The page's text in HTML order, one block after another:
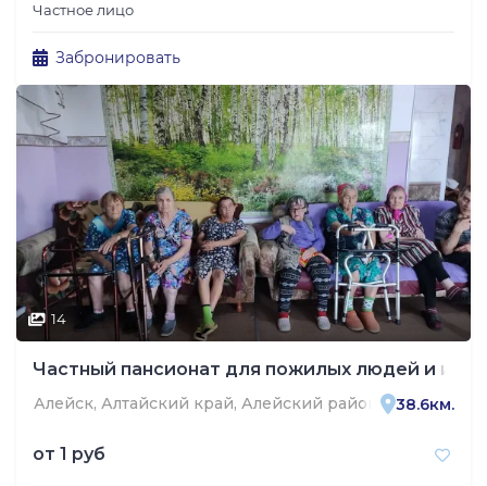
Частное лицо
Забронировать
14
Частный пансионат для пожилых людей и
Алейск, Алтайский край, Алейский район, Боровской
38.6км.
от 1 руб